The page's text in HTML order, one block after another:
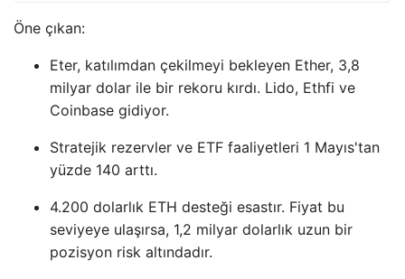
Öne çıkan:
Eter, katılımdan çekilmeyi bekleyen Ether, 3,8
milyar dolar ile bir rekoru kırdı. Lido, Ethfi ve
Coinbase gidiyor.
Stratejik rezervler ve ETF faaliyetleri 1 Mayıs'tan
yüzde 140 arttı.
4.200 dolarlık ETH desteği esastır. Fiyat bu
seviyeye ulaşırsa, 1,2 milyar dolarlık uzun bir
pozisyon risk altındadır.